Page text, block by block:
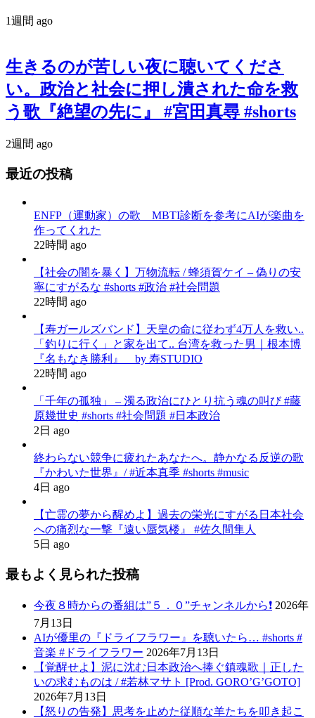
1週間 ago
生きるのが苦しい夜に聴いてくださ
い。政治と社会に押し潰された命を救
う歌『絶望の先に』 #宮田真尋 #shorts
2週間 ago
最近の投稿
ENFP（運動家）の歌 MBTI診断を参考にAIが楽曲を
作ってくれた
22時間 ago
【社会の闇を暴く】万物流転 / 蜂須賀ケイ – 偽りの安
寧にすがるな #shorts #政治 #社会問題
22時間 ago
【寿ガールズバンド】天皇の命に従わず4万人を救い..
「釣りに行く」と家を出て.. 台湾を救った男｜根本博
『名もなき勝利』 by 寿STUDIO
22時間 ago
「千年の孤独」 – 濁る政治にひとり抗う魂の叫び #藤
原幾世史 #shorts #社会問題 #日本政治
2日 ago
終わらない競争に疲れたあなたへ。静かなる反逆の歌
『かわいた世界』/ #近本真季 #shorts #music
4日 ago
【亡霊の夢から醒めよ】過去の栄光にすがる日本社会
への痛烈な一撃『遠い蜃気楼』 #佐久間隼人
5日 ago
最もよく見られた投稿
今夜８時からの番組は”５．０”チャンネルから❗️ 2026年
7月13日
AIが優里の『ドライフラワー』を聴いたら… #shorts #
音楽 #ドライフラワー 2026年7月13日
【覚醒せよ】泥に沈む日本政治へ捧ぐ鎮魂歌｜正した
いの求むものは / #若林マサト [Prod. GORO’G’GOTO]
2026年7月13日
【怒りの告発】思考を止めた従順な羊たちを叩き起こ